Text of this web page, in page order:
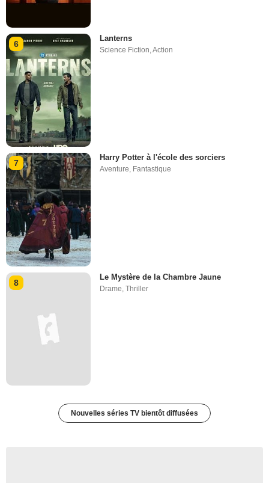
6
Lanterns
Science Fiction,Action
7
Harry Potter à l'école des sorciers
Aventure, Fantastique
8
Le Mystère de la Chambre Jaune
Drame ,Thriller
Nouvelles séries TV bientôt diffusées